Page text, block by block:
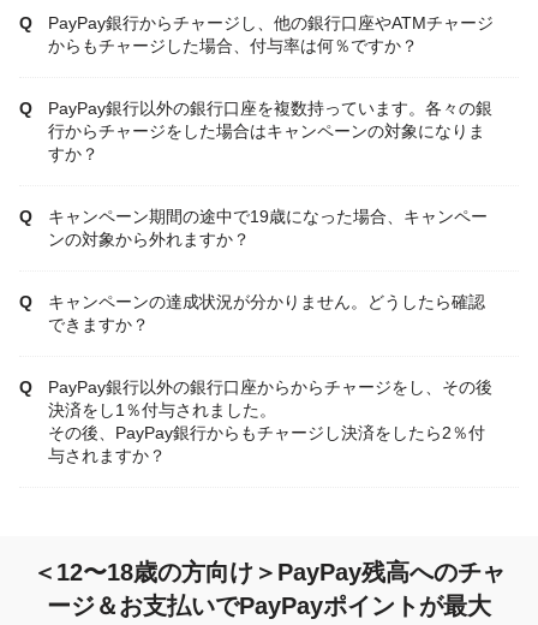
PayPay銀行からチャージし、他の銀行口座やATMチャージ
からもチャージした場合、付与率は何％ですか？
PayPay銀行以外の銀行口座を複数持っています。各々の銀
行からチャージをした場合はキャンペーンの対象になりま
すか？
キャンペーン期間の途中で19歳になった場合、キャンペー
ンの対象から外れますか？
キャンペーンの達成状況が分かりません。どうしたら確認
できますか？
PayPay銀行以外の銀行口座からからチャージをし、その後
決済をし1％付与されました。
その後、PayPay銀行からもチャージし決済をしたら2％付
与されますか？
＜12〜18歳の方向け＞PayPay残高へのチャ
ージ＆お支払いでPayPayポイントが最大